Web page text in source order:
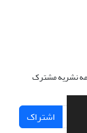
نشریه مشترک
اشتراک